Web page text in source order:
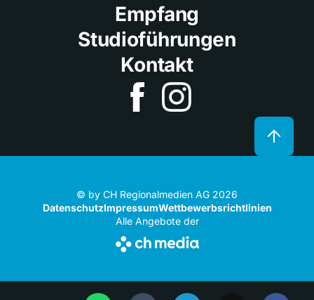
Empfang
Studioführungen
Kontakt
© by CH Regionalmedien AG 2026
DatenschutzImpressumWettbewerbsrichtlinien
Alle Angebote der